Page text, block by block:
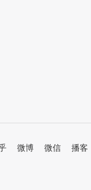
微博 微信 播客